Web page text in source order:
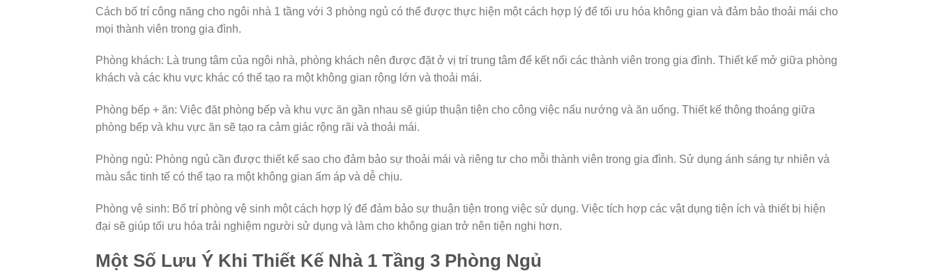
Cách bố trí công năng cho ngôi nhà 1 tầng với 3 phòng ngủ có thể được thực hiện một cách hợp lý để tối ưu hóa không gian và đảm bảo thoải mái cho
mọi thành viên trong gia đình.
Phòng khách: Là trung tâm của ngôi nhà, phòng khách nên được đặt ở vị trí trung tâm để kết nối các thành viên trong gia đình. Thiết kế mở giữa phòng
khách và các khu vực khác có thể tạo ra một không gian rộng lớn và thoải mái.
Phòng bếp + ăn: Việc đặt phòng bếp và khu vực ăn gần nhau sẽ giúp thuận tiện cho công việc nấu nướng và ăn uống. Thiết kế thông thoáng giữa
phòng bếp và khu vực ăn sẽ tạo ra cảm giác rộng rãi và thoải mái.
Phòng ngủ: Phòng ngủ cần được thiết kế sao cho đảm bảo sự thoải mái và riêng tư cho mỗi thành viên trong gia đình. Sử dụng ánh sáng tự nhiên và
màu sắc tinh tế có thể tạo ra một không gian ấm áp và dễ chịu.
Phòng vệ sinh: Bố trí phòng vệ sinh một cách hợp lý để đảm bảo sự thuận tiện trong việc sử dụng. Việc tích hợp các vật dụng tiện ích và thiết bị hiện
đại sẽ giúp tối ưu hóa trải nghiệm người sử dụng và làm cho không gian trở nên tiện nghi hơn.
Một Số Lưu Ý Khi Thiết Kế Nhà 1 Tầng 3 Phòng Ngủ